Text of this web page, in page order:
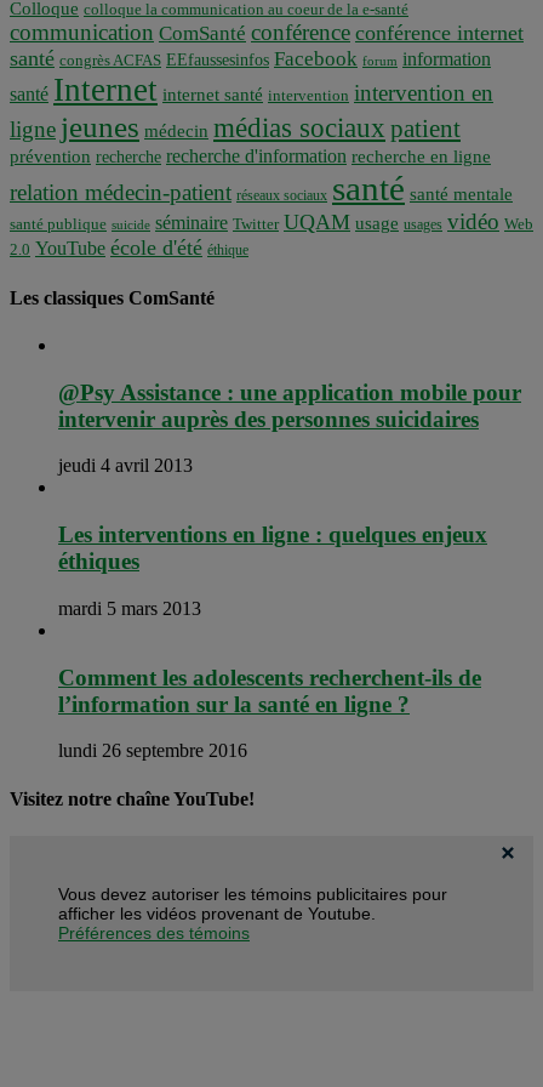
Colloque colloque la communication au coeur de la e-santé
communication ComSanté conférence conférence internet
santé congrès ACFAS EEfaussesinfos Facebook forum information
santé Internet internet santé intervention intervention en
ligne jeunes médecin médias sociaux patient
prévention recherche recherche d'information recherche en ligne
relation médecin-patient réseaux sociaux santé santé mentale
santé publique suicide séminaire Twitter UQAM usage usages vidéo Web
2.0 YouTube école d'été éthique
Les classiques ComSanté
@Psy Assistance : une application mobile pour
intervenir auprès des personnes suicidaires
jeudi 4 avril 2013
Les interventions en ligne : quelques enjeux
éthiques
mardi 5 mars 2013
Comment les adolescents recherchent-ils de
l’information sur la santé en ligne ?
lundi 26 septembre 2016
Visitez notre chaîne YouTube!
Vous devez autoriser les témoins publicitaires pour
afficher les vidéos provenant de Youtube.
Préférences des témoins